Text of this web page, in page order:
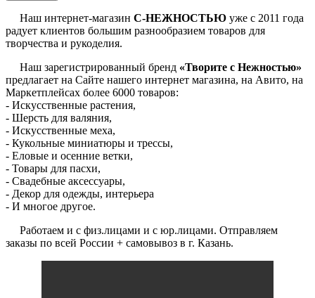
Наш интернет-магазин С-НЕЖНОСТЬЮ уже с 2011 года
радует клиентов большим разнообразием товаров для
творчества и рукоделия.
Наш зарегистрированный бренд «Творите с Нежностью»
предлагает на Сайте нашего интернет магазина, на Авито, на
Маркетплейсах более 6000 товаров:
- Искусственные растения,
- Шерсть для валяния,
- Искусственные меха,
- Кукольные миниатюры и трессы,
- Еловые и осенние ветки,
- Товары для пасхи,
- Свадебные аксессуары,
- Декор для одежды, интерьера
- И многое другое.
Работаем и с физ.лицами и с юр.лицами. Отправляем
заказы по всей России + самовывоз в г. Казань.